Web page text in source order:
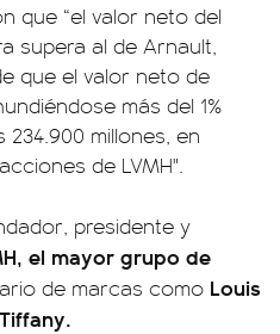
que “el valor neto del
supera al de Arnault,
que el valor neto de
más del 1%
234.900 millones, en
de LVMH".
presidente y
el mayor grupo de
de marcas como Louis